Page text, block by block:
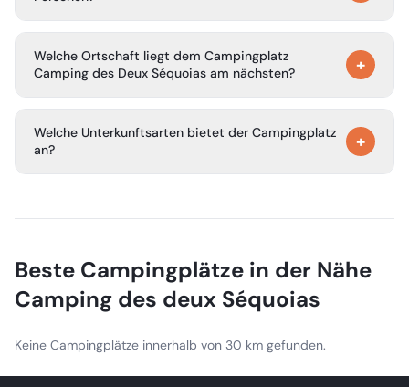
Besichtigung von Kunstgalerien und Teilnahme an
Sommerkonzerten und Veranstaltungen.
mobilitätseingeschränkte Personen zugänglich, und es
stehen spezielle Sanitäranlagen zur Verfügung.
Welche Ortschaft liegt dem Campingplatz
Camping des Deux Séquoias am nächsten?
+
mittelalterliches Dorf, das nur etwa 10 Gehminuten vom
Campingplatz entfernt liegt.
Welche Unterkunftsarten bietet der Campingplatz
an?
+
Zeltplätze, die Vermietung von Mobilheimen und Pod-
Beste Campingplätze in der Nähe
Camping des deux Séquoias
Keine Campingplätze innerhalb von 30 km gefunden.